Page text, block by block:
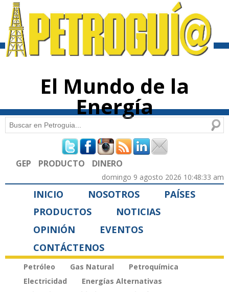
contenido
El Mundo de la
Energía
Formulario de búsqueda
Buscar
GEP PRODUCTO DINERO
domingo 9 agosto 2026 10:48:33 am
INICIO NOSOTROS
PAÍSES
PRODUCTOS
NOTICIAS
OPINIÓN
EVENTOS
CONTÁCTENOS
Petróleo Gas Natural
Petroquímica
Electricidad
Energías Alternativas